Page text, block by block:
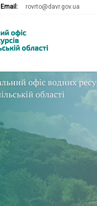
Email: rovrto@davr.gov.ua